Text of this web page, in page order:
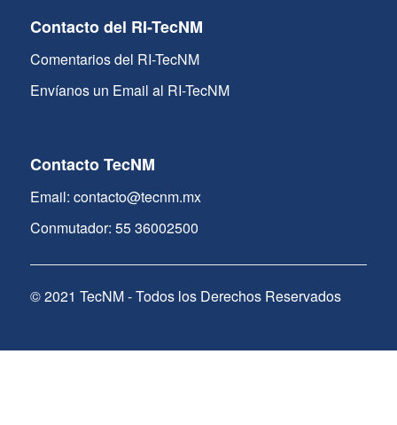
Contacto del RI-TecNM
Comentarios del RI-TecNM
Envíanos un Email al RI-TecNM
Contacto TecNM
Email: contacto@tecnm.mx
Conmutador: 55 36002500
© 2021 TecNM - Todos los Derechos Reservados